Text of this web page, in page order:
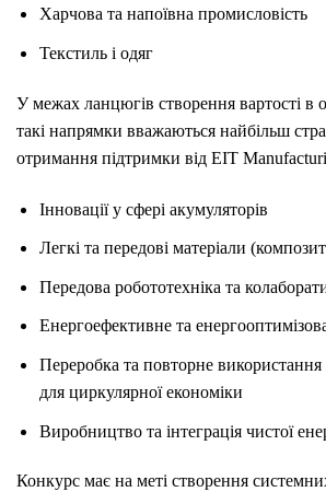
Харчова та напоївна промисловість
Текстиль і одяг
У межах ланцюгів створення вартості в
такі напрямки вважаються найбільш
отримання підтримки від EIT
Інновації у сфері акумуляторів
Легкі та передові матеріали
Передова робототехніка та
Енергоефективне та
Переробка та повторне використання
для циркулярної економіки
Виробництво та інтеграція чистої
Конкурс має на меті створення